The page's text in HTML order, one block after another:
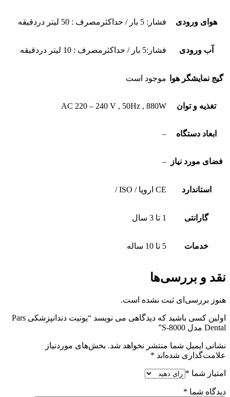
هوای ورودی فشار: 5 بار / حداکثرمصرف : 50 لیتر دردقیقه
آب ورودی فشار:5 بار / حداکثرمصرف : 10 لیتر دردقیقه
گیج نمایشگر هوا موجود است
تغذیه و توان AC 220 – 240 V , 50Hz , 880W
ابعاد دستگاه –
فضای مورد نیاز –
استاندارد CE اروپا / ISO /
گارانتی 1 تا 3 سال
خدمات 5 تا 10 ساله
نقد و بررسی‌ها
هنوز بررسی‌ای ثبت نشده است.
اولین کسی باشید که دیدگاهی می نویسد “یونیت دندانپزشکی Pars
Dental مدل S-8000”
نشانی ایمیل شما منتشر نخواهد شد. بخش‌های موردنیاز
علامت‌گذاری شده‌اند *
امتیاز شما *
دیدگاه شما *